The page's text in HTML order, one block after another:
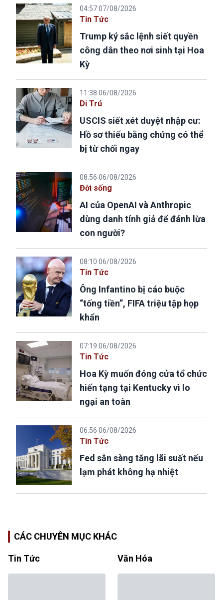
04:57 07/08/2026
Tin Tức
Trump ký sắc lệnh siết quyền
công dân theo nơi sinh tại Hoa
Kỳ
11:38 06/08/2026
Di Trú
USCIS siết xét duyệt nhập cư:
Hồ sơ thiếu bằng chứng có thể
bị từ chối ngay
08:56 06/08/2026
Đời sống
AI của OpenAI và Anthropic
dùng danh tính giả để đánh lừa
con người?
08:10 06/08/2026
Tin Tức
Ông Infantino bị cáo buộc
“tống tiền”, FIFA triệu tập họp
khẩn
07:19 06/08/2026
Tin Tức
Hoa Kỳ muốn đóng cửa tổ chức
hiến tạng tại Kentucky vì lo
ngại an toàn
06:56 06/08/2026
Tin Tức
Fed sẵn sàng tăng lãi suất nếu
lạm phát không hạ nhiệt
CÁC CHUYÊN MỤC KHÁC
Tin Tức Văn Hóa